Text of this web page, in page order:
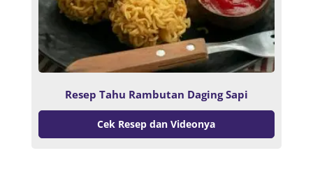
Resep Tahu Rambutan Daging Sapi
Cek Resep dan Videonya